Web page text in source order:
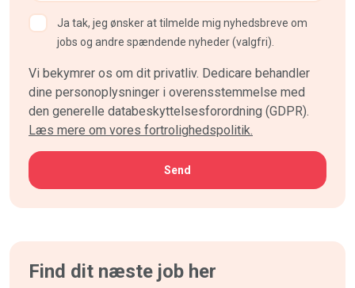
Ja tak, jeg ønsker at tilmelde mig nyhedsbreve om
jobs og andre spændende nyheder (valgfri).
Vi bekymrer os om dit privatliv. Dedicare behandler
dine personoplysninger i overensstemmelse med
den generelle databeskyttelsesforordning (GDPR).
Læs mere om vores fortrolighedspolitik.
Find dit næste job her